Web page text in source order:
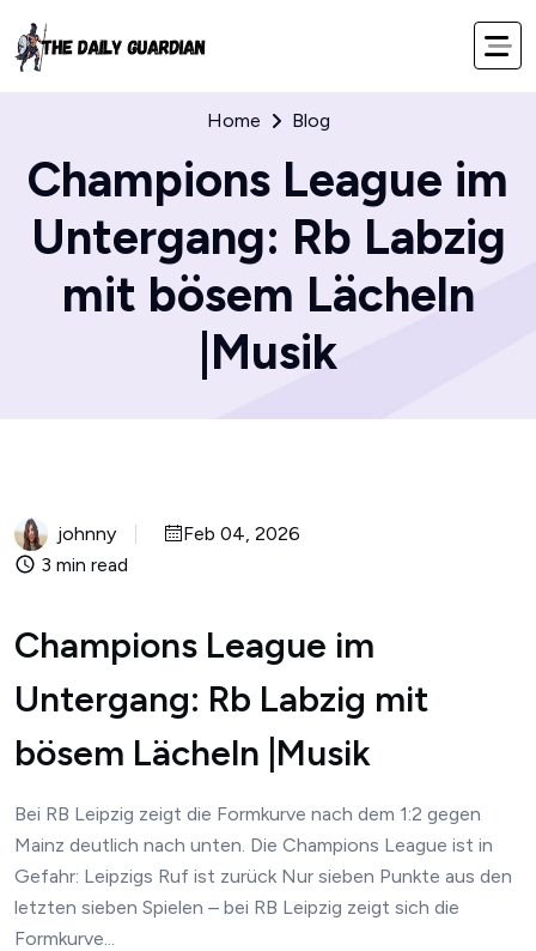
Home Blog
Champions League im
Untergang: Rb Labzig
mit bösem Lächeln
|Musik
johnny
Feb 04, 2026
3 min read
Champions League im
Untergang: Rb Labzig mit
bösem Lächeln |Musik
Bei RB Leipzig zeigt die Formkurve nach dem 1:2 gegen
Mainz deutlich nach unten. Die Champions League ist in
Gefahr: Leipzigs Ruf ist zurück Nur sieben Punkte aus den
letzten sieben Spielen – bei RB Leipzig zeigt sich die
Formkurve...